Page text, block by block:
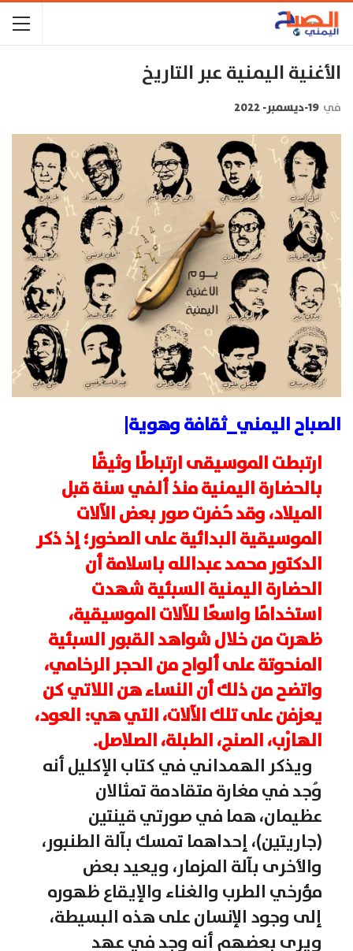
الأغنية اليمنية عبر التاريخ
في 19-ديسمبر- 2022
الصباح اليمني_ثقافة وهوية|
ارتبطت الموسيقى ارتباطًا وثيقًا
بالحضارة اليمنية منذ ألفي سنة قبل
الميلاد، وقد حُفرت صور بعض الآلات
الموسيقية البدائية على الصخور؛ إذ ذكر
الدكتور محمد عبدالله باسلامة أن
الحضارة اليمنية السبئية شهدت
استخدامًا واسعًا للآلات الموسيقية،
ظهرت من خلال شواهد القبور السبئية
المنحوتة على ألواح من الحجر الرخامي،
واتضح من ذلك أن النساء هن اللاتي كن
يعزفن على تلك الآلات، التي هي: العود،
الهارْب، الصنج، الطبلة، الصلاصل.
ويذكر الهمداني في كتاب الإكليل أنه
وُجد في مغارة متقادمة تمثالان
عظيمان، هما في صورتي قينتين
(جاريتين)، إحداهما تمسك بآلة الطنبور،
والأخرى بآلة المزمار، ويعيد بعض
مؤرخي الطرب والغناء والإيقاع ظهوره
إلى وجود الإنسان على هذه البسيطة،
ويرى بعضهم أنه وجد في عهد